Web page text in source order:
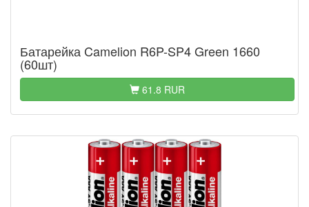
Батарейка Camelion R6P-SP4 Green 1660
(60шт)
61.8 RUR